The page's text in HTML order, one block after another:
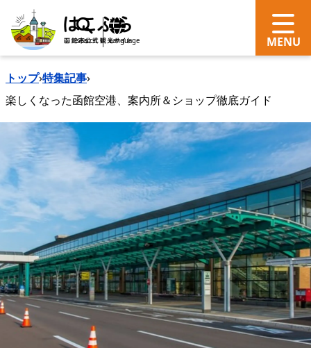
search Language
トップ›特集記事›
楽しくなった函館空港、案内所＆ショップ徹底ガイド